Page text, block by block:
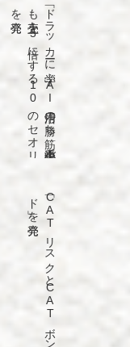
「ド
ラ
ッ
カ
ーに
学ぶ
A
I
活用の
勝ち
筋
中小企業で
も
売上を
5
倍に
す
る
1
0
の
セ
オ
リ
ー」
を
発売
「C
A
T
リ
ス
ク
と
C
A
T
ボ
ン
ド
」を
発売